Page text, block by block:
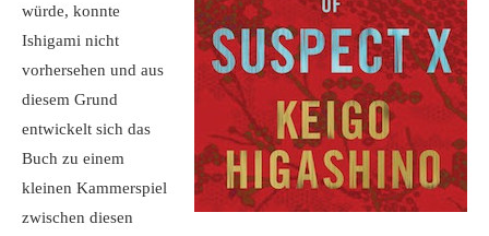
würde, konnte
Ishigami nicht
vorhersehen und aus
diesem Grund
entwickelt sich das
Buch zu einem
kleinen Kammerspiel
zwischen diesen